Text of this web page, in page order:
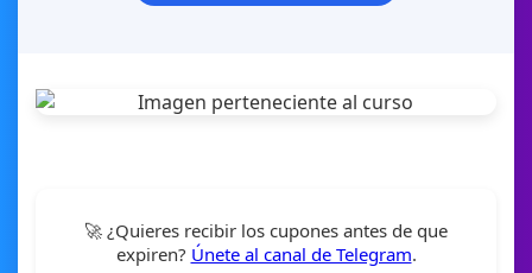
🚀 ¿Quieres recibir los cupones antes de que
expiren? Únete al canal de Telegram.